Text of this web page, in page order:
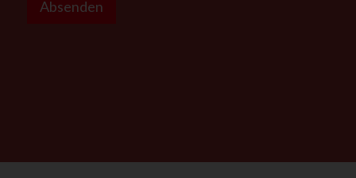
Absenden